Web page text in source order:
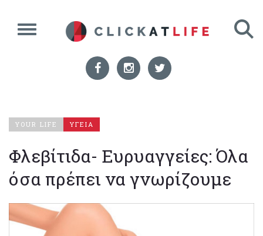
YOUR LIFE ΥΓΕΙΑ
Φλεβίτιδα- Ευρυαγγείες: Όλα
όσα πρέπει να γνωρίζουμε